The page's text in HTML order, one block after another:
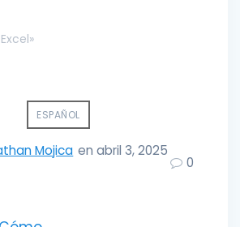
ESPAÑOL
Mojica en abril 3, 2025
0